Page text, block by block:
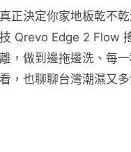
正決定你家地板乾不
Qrevo Edge 2 Flow
，做到邊拖邊洗、每
，也聊聊台灣潮濕又